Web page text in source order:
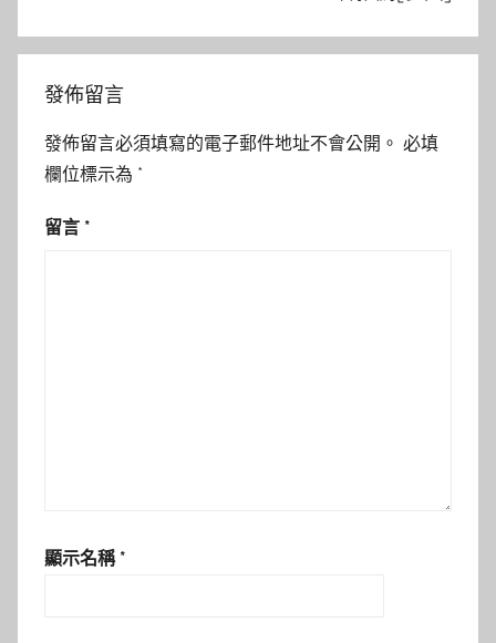
發佈留言
發佈留言必須填寫的電子郵件地址不會公開。 必填
欄位標示為 *
留言 *
顯示名稱 *